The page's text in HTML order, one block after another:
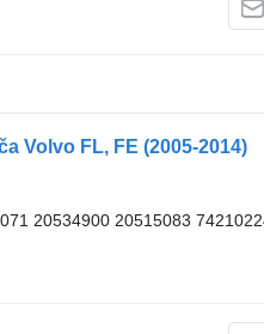
Volvo FL, FE (2005-2014)
20534900 20515083